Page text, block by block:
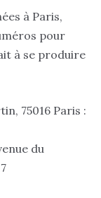
à Paris,
pour
à se produire
75016 Paris :
du